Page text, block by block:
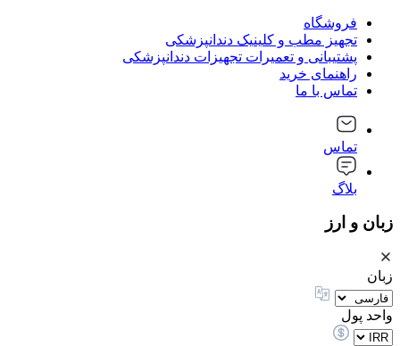
فروشگاه
تجهیز مطب و کلینیک دندانپزشکی
پشتیبانی و تعمیرات تجهیزات دندانپزشکی
راهنمای خرید
تماس با ما
تماس
بلاگ
زبان و ارز
زبان
واحد پول